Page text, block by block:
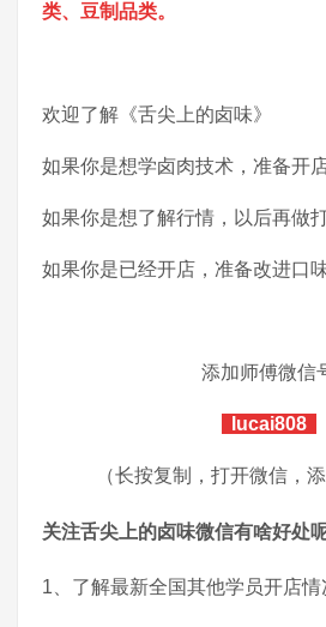
类、豆制品类。
欢迎了解《舌尖上的卤味》
如果你是想学卤肉技术，准备开
如果你是想了解行情，以后再做
如果你是已经开店，准备改进口
添加师傅微信
lucai808
（长按复制，打开微信，
关注舌尖上的卤味微信有啥好处
1、了解最新全国其他学员开店情